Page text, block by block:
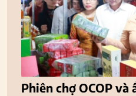
Phiên chợ OCOP